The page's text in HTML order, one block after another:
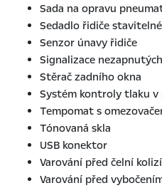
Sada na opravu
Sedadlo řidiče
Senzor únavy řidiče
Signalizace
Stěrač zadního okna
Systém kontroly tlaku v
Tempomat s
Tónovaná skla
USB konektor
Varování před čelní kolizí
Varování před